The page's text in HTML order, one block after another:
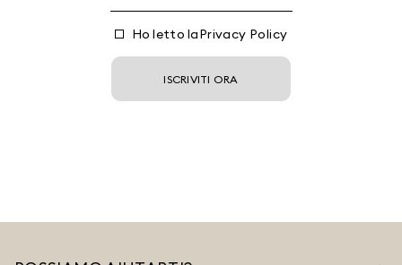
Ho letto laPrivacy Policy
ISCRIVITI ORA